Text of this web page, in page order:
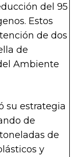
del 95
Estos
de dos
de
Ambiente
su estrategia
de
de
y